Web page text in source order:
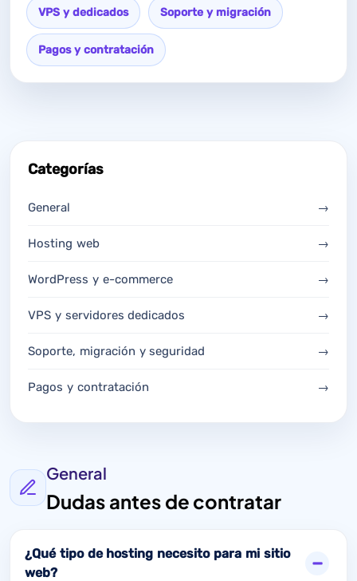
VPS y dedicados Soporte y migración
Pagos y contratación
Categorías
General →
Hosting web →
WordPress y e-commerce →
VPS y servidores dedicados →
Soporte, migración y seguridad →
Pagos y contratación →
General
Dudas antes de contratar
¿Qué tipo de hosting necesito para mi sitio
web?